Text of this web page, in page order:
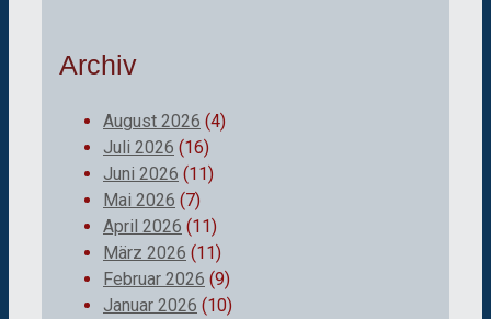
Archiv
August 2026 (4)
Juli 2026 (16)
Juni 2026 (11)
Mai 2026 (7)
April 2026 (11)
März 2026 (11)
Februar 2026 (9)
Januar 2026 (10)